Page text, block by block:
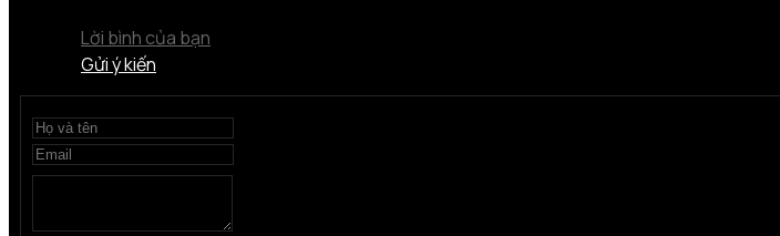
Lời bình của bạn
Gửi ý kiến